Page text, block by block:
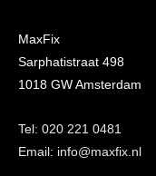
MaxFix
Sarphatistraat 498
1018 GW Amsterdam
Tel: 020 221 0481
Email: info@maxfix.nl